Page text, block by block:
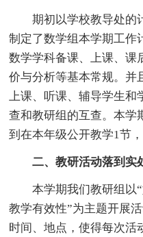
期初以学校教导处的
制定了数学组本学期工作
数学学科备课、上课、课
价与分析等基本常规。并
上课、听课、辅导学生和
查和教研组的互查。本学
到在本年级公开教学1节，
二、教研活动落到实
本学期我们教研组以
教学有效性”为主题开展
时间、地点，使得每次活